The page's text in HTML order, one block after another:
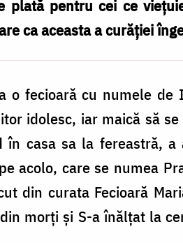
plată pentru cei ce
ca aceasta a curăției
fecioară cu numele de
idolesc, iar maică să
în casa sa la fereastră,
acolo, care se numea
din curata Fecioară
morți și S-a înălțat la